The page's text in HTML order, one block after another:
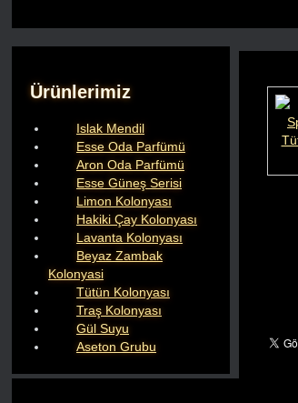
Ürünlerimiz
Islak Mendil
Esse Oda Parfümü
Aron Oda Parfümü
Esse Güneş Serisi
Limon Kolonyası
Hakiki Çay Kolonyası
Lavanta Kolonyası
Beyaz Zambak
Kolonyasi
Tütün Kolonyası
Traş Kolonyası
Gül Suyu
Aseton Grubu